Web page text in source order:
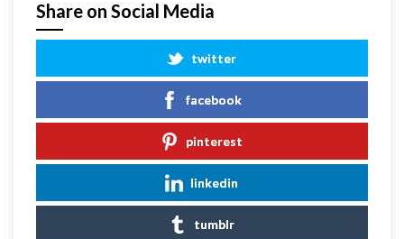
Share on Social Media
twitter
facebook
pinterest
linkedin
tumblr